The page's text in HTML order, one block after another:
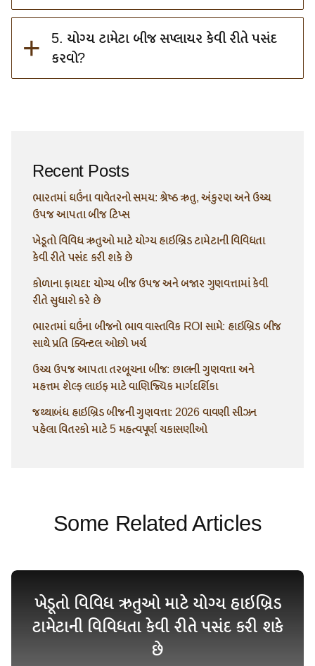
+
5. યોગ્ય ટામેટા બીજ સપ્લાયર કેવી રીતે પસંદ
કરવો?
Recent Posts
ભારતમાં ઘઉંના વાવેતરનો સમય: શ્રેષ્ઠ ઋતુ, અંકુરણ અને ઉચ્ચ
ઉપજ આપતા બીજ ટિપ્સ
ખેડૂતો વિવિધ ઋતુઓ માટે યોગ્ય હાઇબ્રિડ ટામેટાની વિવિધતા
કેવી રીતે પસંદ કરી શકે છે
કોળાના ફાયદા: યોગ્ય બીજ ઉપજ અને બજાર ગુણવત્તામાં કેવી
રીતે સુધારો કરે છે
ભારતમાં ઘઉંના બીજનો ભાવ વાસ્તવિક ROI સામે: હાઇબ્રિડ બીજ
સાથે પ્રતિ ક્વિન્ટલ ઓછો ખર્ચ
ઉચ્ચ ઉપજ આપતા તરબૂચના બીજ: છાલની ગુણવત્તા અને
મહત્તમ શેલ્ફ લાઇફ માટે વાણિજ્યિક માર્ગદર્શિકા
જથ્થાબંધ હાઇબ્રિડ બીજની ગુણવત્તા: 2026 વાવણી સીઝન
પહેલા વિતરકો માટે 5 મહત્વપૂર્ણ ચકાસણીઓ
Some Related Articles
ખેડૂતો વિવિધ ઋતુઓ માટે યોગ્ય હાઇબ્રિડ
ટામેટાની વિવિધતા કેવી રીતે પસંદ કરી શકે
છે